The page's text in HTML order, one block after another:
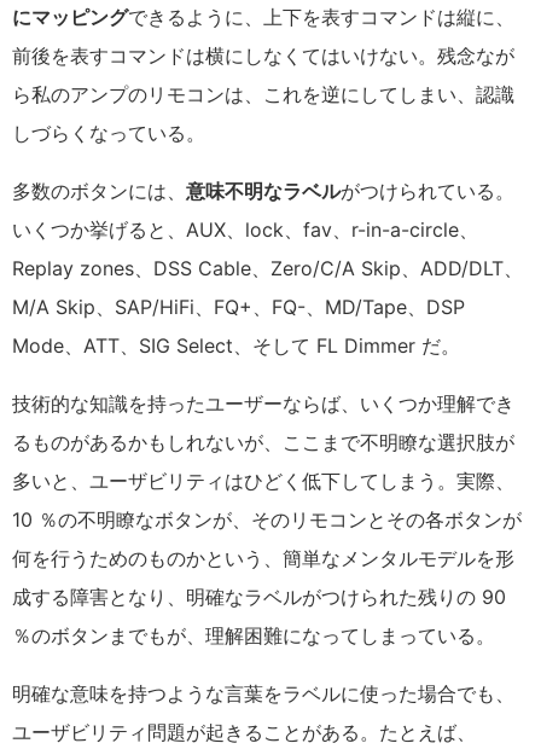
にマッピングできるように、上下を表すコマンドは縦に、
前後を表すコマンドは横にしなくてはいけない。残念なが
ら私のアンプのリモコンは、これを逆にしてしまい、認識
しづらくなっている。
多数のボタンには、 意味不明なラベルがつけられている。
いくつか挙げると、AUX、lock、fav、r-in-a-circle、
Replay zones、DSS Cable、Zero/C/A Skip、ADD/DLT、
M/A Skip、SAP/HiFi、FQ+、FQ-、MD/Tape、DSP
Mode、ATT、SIG Select、そして FL Dimmer だ。
技術的な知識を持ったユーザーならば、いくつか理解でき
るものがあるかもしれないが、ここまで不明瞭な選択肢が
多いと、ユーザビリティはひどく低下してしまう。実際、
10 ％の不明瞭なボタンが、そのリモコンとその各ボタンが
何を行うためのものかという、簡単なメンタルモデルを形
成する障害となり、明確なラベルがつけられた残りの 90
％のボタンまでもが、理解困難になってしまっている。
明確な意味を持つような言葉をラベルに使った場合でも、
ユーザビリティ問題が起きることがある。たとえば、